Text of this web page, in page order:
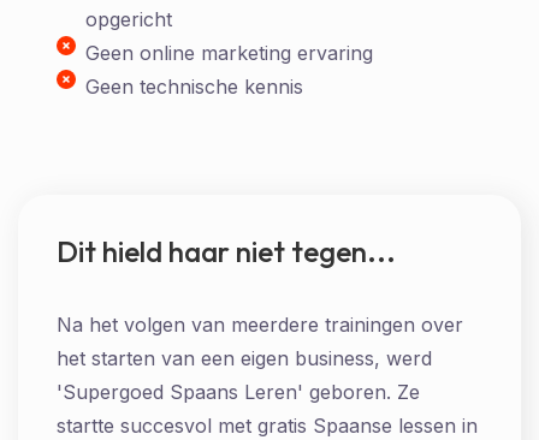
opgericht
Geen online marketing ervaring
Geen technische kennis
Dit hield haar niet tegen...
Na het volgen van meerdere trainingen over
het starten van een eigen business, werd
'Supergoed Spaans Leren' geboren. Ze
startte succesvol met gratis Spaanse lessen in